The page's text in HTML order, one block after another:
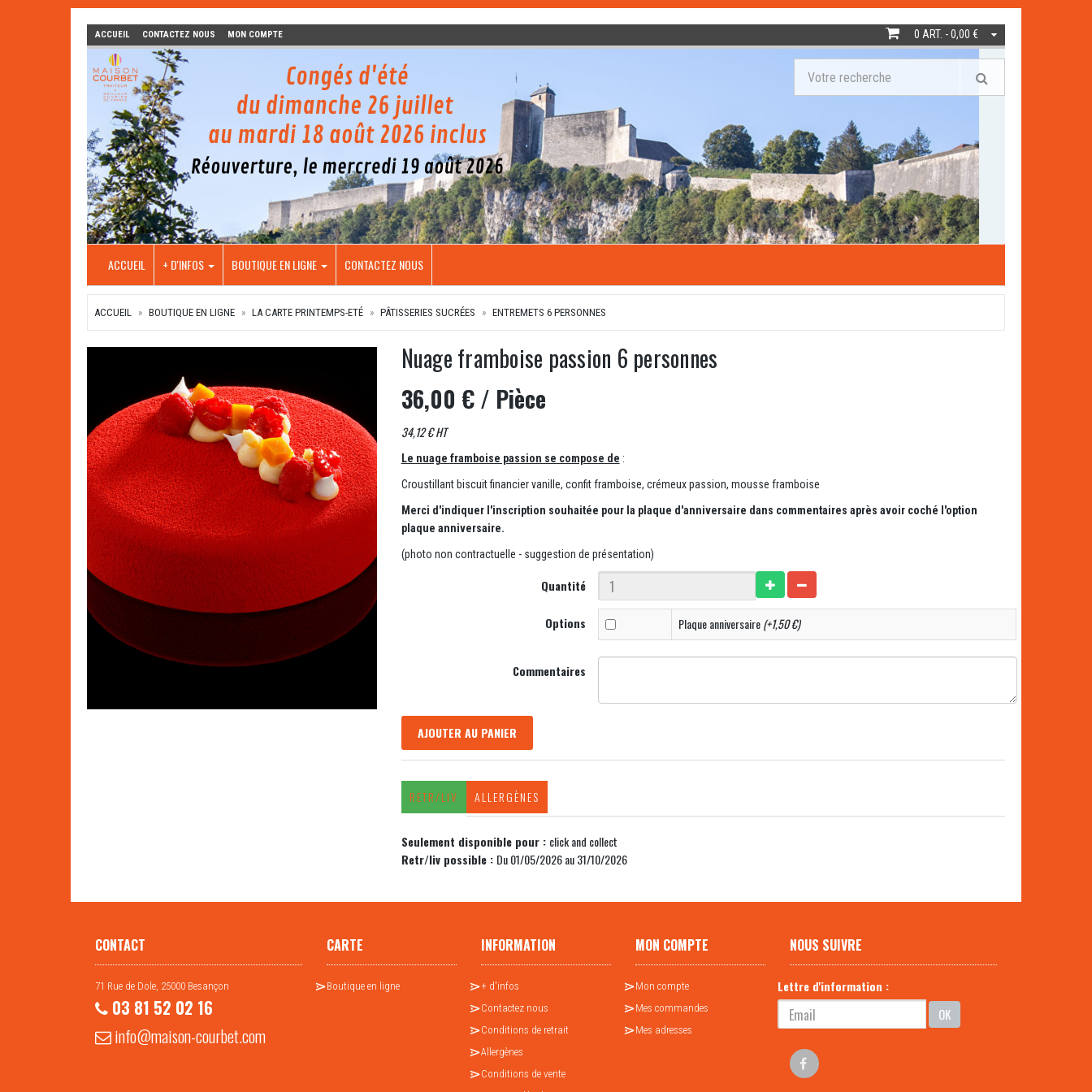
ACCUEIL CONTACTEZ NOUS MON COMPTE 0 ART. - 0,00 €
ACCUEIL + D'INFOS BOUTIQUE EN LIGNE CONTACTEZ NOUS
ACCUEIL BOUTIQUE EN LIGNE LA CARTE PRINTEMPS-ETÉ PÂTISSERIES SUCRÉES ENTREMETS 6 PERSONNES
Nuage framboise passion 6 personnes
36,00 €/ Pièce
34,12 € HT
Le nuage framboise passion se compose de :
Croustillant biscuit financier vanille, confit framboise, crémeux passion, mousse framboise
Merci d'indiquer l'inscription souhaitée pour la plaque d'anniversaire dans commentaires après avoir coché l'option
plaque anniversaire.
(photo non contractuelle - suggestion de présentation)
Quantité
Options Plaque anniversaire(+1,50 €)
Commentaires
AJOUTER AU PANIER
RETR/LIV ALLERGÈNES
Seulement disponible pour : click and collect
Retr/liv possible : Du 01/05/2026 au 31/10/2026
CONTACT
71 Rue de Dole, 25000 Besançon
03 81 52 02 16
info@maison-courbet.com
CARTE
Boutique en ligne
INFORMATION
+ d'infos
Contactez nous
Conditions de retrait
Allergènes
Conditions de vente
MON COMPTE
Mon compte
Mes commandes
Mes adresses
NOUS SUIVRE
Lettre d'information :
OK